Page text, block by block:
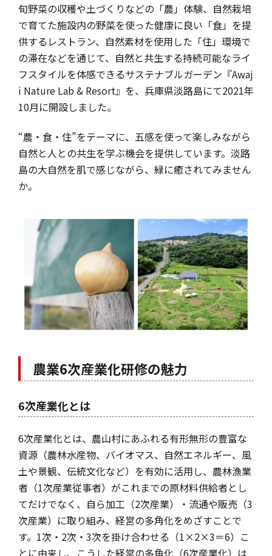
旬野菜の収穫や土づくりなどの「農」体験、自然栽培
で育てた施設内の野菜を使った健康に良い「食」を提
供するレストラン、自然素材を使用した「住」環境で
の滞在などを通じて、自然と共生する持続可能なライ
フスタイルを体感できるサステナブルガーデン『Awaj
i Nature Lab & Resort』を、兵庫県淡路島にて2021年
10月に開設しました。
“農・食・住”をテーマに、五感を使って楽しみながら
自然と人との共生を学ぶ機会を提供しています。淡路
島の大自然を肌で感じながら、緑に癒されてみません
か。
農業6次産業化研修の魅力
6次産業化とは
6次産業化とは、農山村にあふれる有形無形の豊富な
資源（農林水産物、バイオマス、自然エネルギー、風
土や景観、伝統文化など）を有効に活用し、農林漁業
者（1次産業従事者）がこれまでの原材料供給者とし
てだけでなく、自ら加工（2次産業）・流通や販売（3
次産業）に取り組み、経営の多角化をめざすことで
す。1次・2次・3次を掛け合わせる（1×2×3＝6）こ
とに由来し、こうした経営の多角化（6次産業化）は